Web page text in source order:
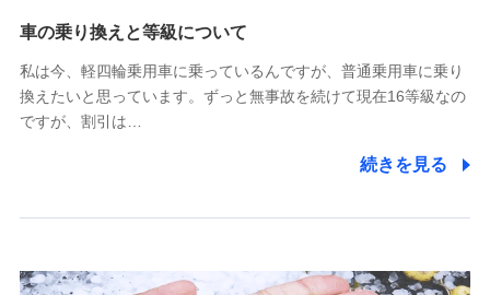
(https://www.tokiomarine-x.co.jp/)
(https://pshoken.co.jp/)
リトルファミリー少額短期保険株式会社
(https://www.littlefamily-ssi.com/)
郵便、電話、およびＥメール等により、当社と取引のあるも
た維持管理等の委託業務遂行のため、またそれらに付帯、関
車の乗り換えと等級について
私は今、軽四輪乗用車に乗っているんですが、普通乗用車に乗り
換えたいと思っています。ずっと無事故を続けて現在16等級なの
ですが、割引は…
続きを見る